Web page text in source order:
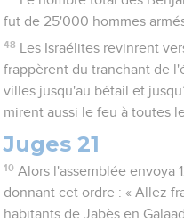
fut de 25'000 hommes
48
Les Israélites revinrent
frappèrent du tranchant de
villes jusqu'au bétail et
mirent aussi le feu à toutes
Juges 21
10 Alors l'assemblée envoya
donnant cet ordre : « Allez
habitants de Jabès en